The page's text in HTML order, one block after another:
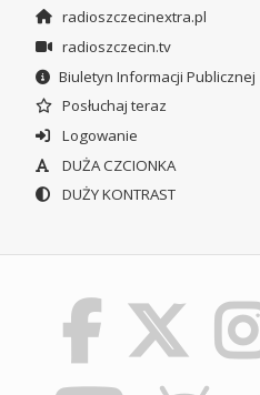
radioszczecinextra.pl
radioszczecin.tv
Biuletyn Informacji Publicznej
Posłuchaj teraz
Logowanie
DUŻA CZCIONKA
DUŻY KONTRAST